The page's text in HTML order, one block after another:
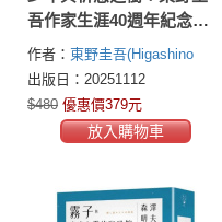
吾作家生涯40週年紀念，
首部溫暖人心的全齡繪本
作者： 東野圭吾(Higashino
Keigo)
出版日：20251112
$480 優惠價379元
放入購物車